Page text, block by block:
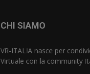
CHI SIAMO
VR-ITALIA nasce per
Virtuale con la community